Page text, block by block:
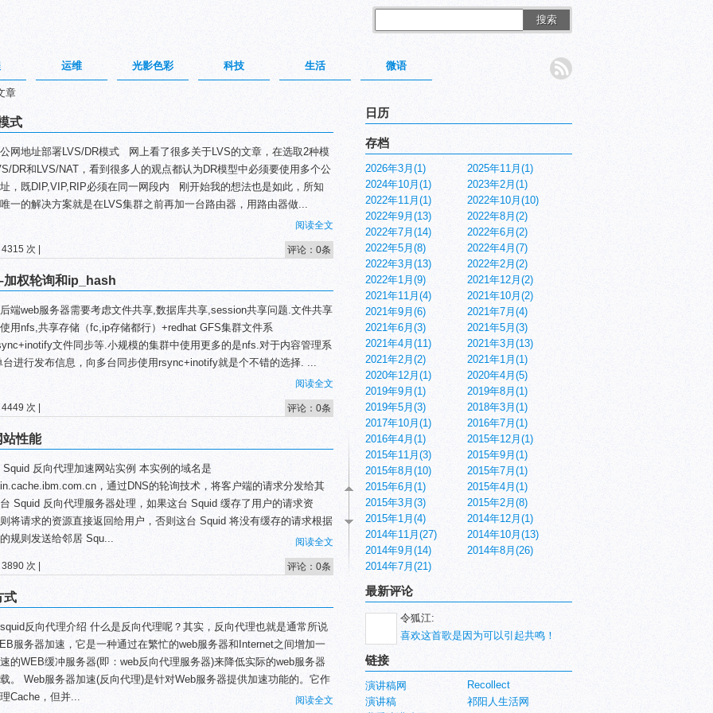
搜索
运维 光影色彩 科技 生活 微语
章
式
网地址部署LVS/DR模式 网上看了很多关于LVS的文章，在选取2种模
DR和LVS/NAT，看到很多人的观点都认为DR模型中必须要使用多个公
，既DIP,VIP,RIP必须在同一网段内 刚开始我的想法也是如此，所知
一的解决方案就是在LVS集群之前再加一台路由器，用路由器做...
阅读全文
次 | 评论：0条
权轮询和ip_hash
端web服务器需要考虑文件共享,数据库共享,session共享问题.文件共享
用nfs,共享存储（fc,ip存储都行）+redhat GFS集群文件系
文件同步等.小规模的集群中使用更多的是nfs.对于内容管理系
台进行发布信息，向多台同步使用rsync+inotify就是个不错的选择. ...
阅读全文
次 | 评论：0条
性能
Squid 反向代理加速网站实例 本实例的域名是
，通过DNS的轮询技术，将客户端的请求分发给其
Squid 反向代理服务器处理，如果这台 Squid 缓存了用户的请求资
将请求的资源直接返回给用户，否则这台 Squid 将没有缓存的请求根据
规则发送给邻居 Squ...
阅读全文
次 | 评论：0条
式
反向代理介绍 什么是反向代理呢？其实，反向代理也就是通常所说
服务器加速，它是一种通过在繁忙的web服务器和Internet之间增加一
的WEB缓冲服务器(即：web反向代理服务器)来降低实际的web服务器
。 Web服务器加速(反向代理)是针对Web服务器提供加速功能的。它作
Cache，但并...
阅读全文
日历
存档
2026年3月(1)
2025年11月(1)
2024年10月(1)
2023年2月(1)
2022年11月(1)
2022年10月(10)
2022年9月(13)
2022年8月(2)
2022年7月(14)
2022年6月(2)
2022年5月(8)
2022年4月(7)
2022年3月(13)
2022年2月(2)
2022年1月(9)
2021年12月(2)
2021年11月(4)
2021年10月(2)
2021年9月(6)
2021年7月(4)
2021年6月(3)
2021年5月(3)
2021年4月(11)
2021年3月(13)
2021年2月(2)
2021年1月(1)
2020年12月(1)
2020年4月(5)
2019年9月(1)
2019年8月(1)
2019年5月(3)
2018年3月(1)
2017年10月(1)
2016年7月(1)
2016年4月(1)
2015年12月(1)
2015年11月(3)
2015年9月(1)
2015年8月(10)
2015年7月(1)
2015年6月(1)
2015年4月(1)
2015年3月(3)
2015年2月(8)
2015年1月(4)
2014年12月(1)
2014年11月(27)
2014年10月(13)
2014年9月(14)
2014年8月(26)
2014年7月(21)
最新评论
令狐江:
喜欢这首歌是因为可以引起共鸣！
链接
演讲稿网
Recollect
演讲稿
祁阳人生活网